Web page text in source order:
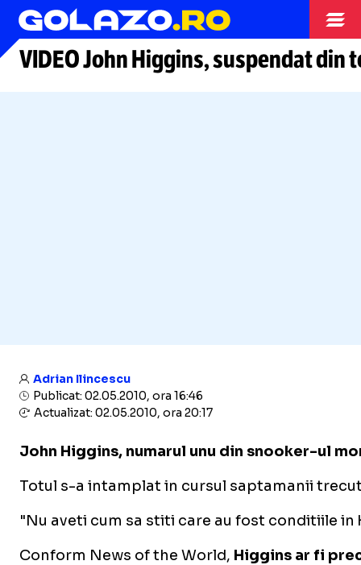
Alte sporturi
VIDEOJohn Higgins, suspendat din
Adrian Ilincescu
Publicat: 02.05.2010, ora 16:46
Actualizat: 02.05.2010, ora 20:17
John Higgins, numarul unu din snooker-ul
Totul s-a intamplat in cursul saptamanii
"Nu aveti cum sa stiti care au fost conditiile
Conform News of the World, Higgins ar fi